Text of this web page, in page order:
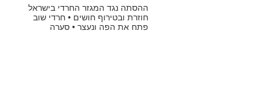
ההסתה נגד המגזר החרדי בישראל
חוזרת ובטירוף חושים • חרדי שוב
פתח את הפה ונעצר • סערה